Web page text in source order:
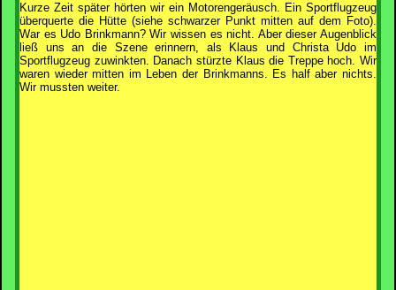
Kurze Zeit später hörten wir ein Motorengeräusch. Ein Sportflugzeug
überquerte die Hütte (siehe schwarzer Punkt mitten auf dem Foto).
War es Udo Brinkmann? Wir wissen es nicht. Aber dieser Augenblick
ließ uns an die Szene erinnern, als Klaus und Christa Udo im
Sportflugzeug zuwinkten. Danach stürzte Klaus die Treppe hoch. Wir
waren wieder mitten im Leben der Brinkmanns. Es half aber nichts.
Wir mussten weiter.